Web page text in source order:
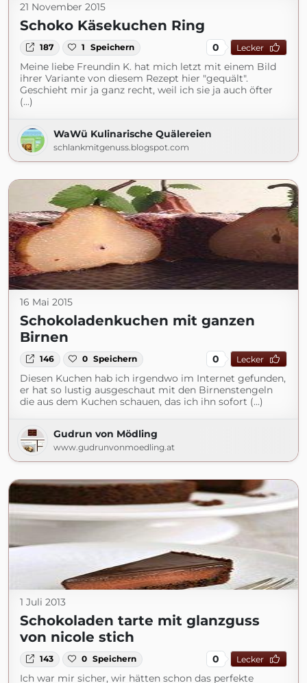
21 November 2015
Schoko Käsekuchen Ring
187 1 Speichern 0 Lecker
Meine liebe Freundin K. hat mich letzt mit einem Bild
ihrer Variante von diesem Rezept hier "gequält".
Geschieht mir ja ganz recht, weil ich sie ja auch öfter
(...)
WaWü Kulinarische Quälereien
schlankmitgenuss.blogspot.com
16 Mai 2015
Schokoladenkuchen mit ganzen
Birnen
146 0 Speichern 0 Lecker
Diesen Kuchen hab ich irgendwo im Internet gefunden,
er hat so lustig ausgeschaut mit den Birnenstengeln
die aus dem Kuchen schauen, das ich ihn sofort (...)
Gudrun von Mödling
www.gudrunvonmoedling.at
1 Juli 2013
Schokoladen tarte mit glanzguss
von nicole stich
143 0 Speichern 0 Lecker
Ich war mir sicher, wir hätten schon das perfekte